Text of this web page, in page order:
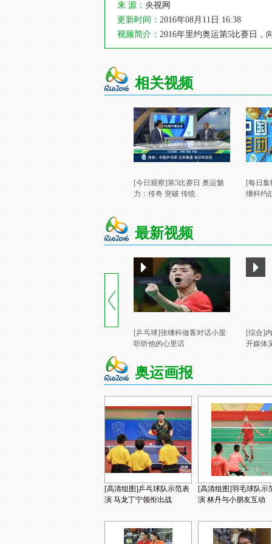
来 源： 央视网
更新时间： 2016年08月11日 16:38
视频简介： 2016年里约奥运第5比赛日，
相关视频
[今日观察]第5比赛日 奥运魅
力：传奇 突破 传统
[每日
继科约
最新视频
[乒乓球]张继科做客对话小屋
听听他的心里话
[综合]
开媒体
奥运画报
[高清组图]乒乓球队示范表
演 马龙丁宁领衔出战
[高清组图]羽毛球队示
演 林丹与小朋友互动